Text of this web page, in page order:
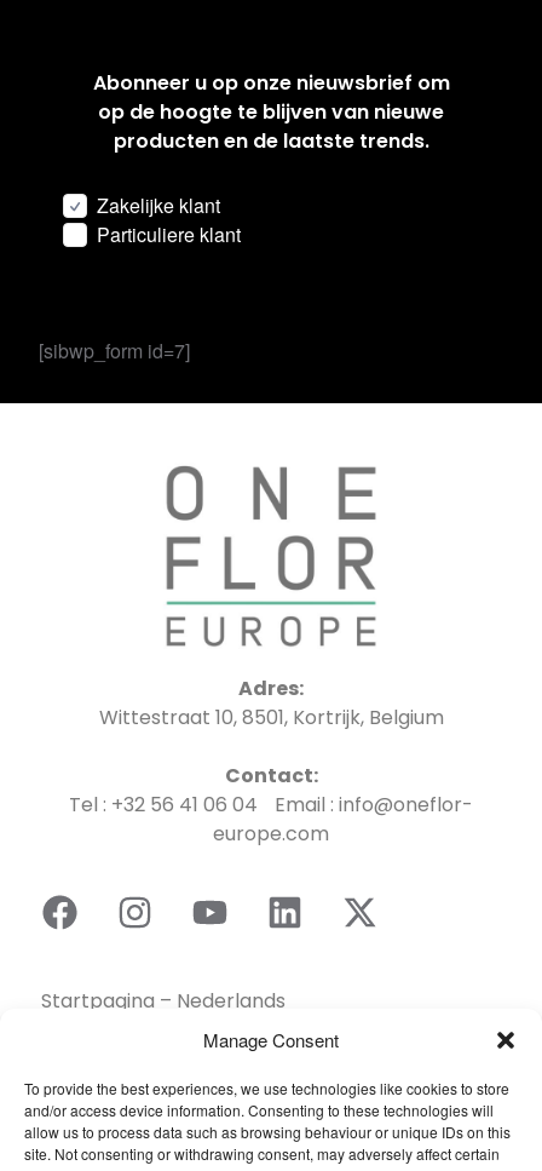
Manage Consent
To provide the best experiences, we use technologies like cookies to store
and/or access device information. Consenting to these technologies will
allow us to process data such as browsing behaviour or unique IDs on this
site. Not consenting or withdrawing consent, may adversely affect certain
Abonneer u op onze nieuwsbrief om
op de hoogte te blijven van nieuwe
producten en de laatste trends.
Zakelijke klant
Particuliere klant
[sibwp_form id=7]
Adres:
Wittestraat 10, 8501, Kortrijk, Belgium
Contact:
Tel : +32 56 41 06 04 Email : info@oneflor-
europe.com
Startpagina – Nederlands
Collectie
Duurzaamheid